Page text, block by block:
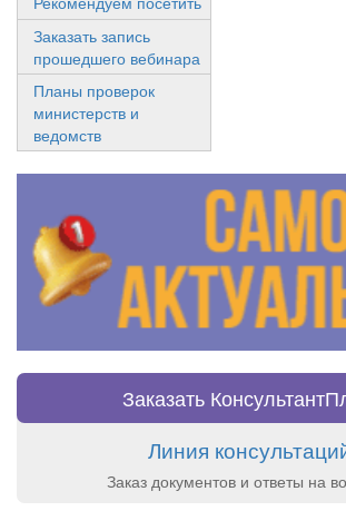
Заказать запись
прошедшего вебинара
Планы проверок
министерств и
ведомств
Заказать
Линия
Заказ документов и ответы на